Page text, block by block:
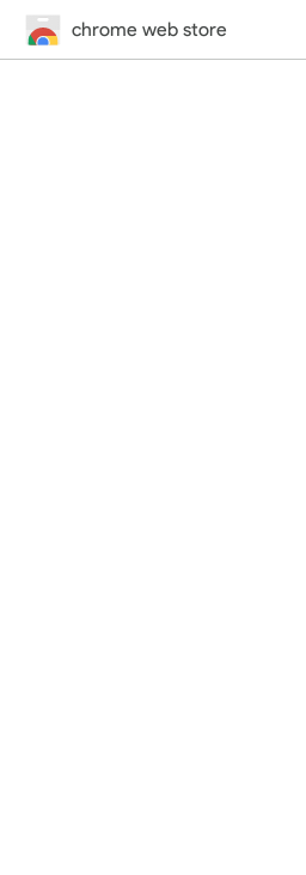
chrome web store